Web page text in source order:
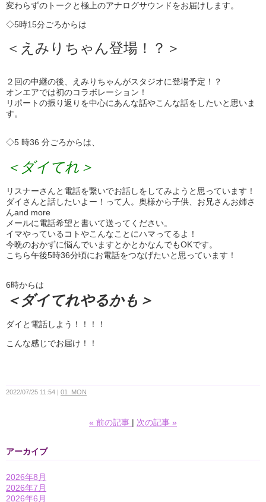
変わらずのトークと極上のアナログサウンドをお届けします。
◇5時15分ごろからは
＜えみりちゃん登場！？＞
２回の中継の後、えみりちゃんがスタジオに登場予定！？
オンエアでは初のコラボレーション！
リポートの振り返りを中心にあんな話やこんな話をしたいと思いま
す。
◇5 時36 分ごろからは、
＜ダイてれ＞
リスナーさんと電話を繋いでお話しをしてみようと思っています！
ダイさんと話したいよー！って人。奥様から子供、お兄さんお姉さ
んand more
メールに電話希望と書いて送ってください。
イマやっているコトやこんなことにハマってるよ！
今晩のおかずに悩んでいますとかとかなんでもOKです。
こちら午後5時36分頃にお電話をつなげたいと思っています！
6時からは
＜ダイてれやるかも＞
ダイと電話しよう！！！！
こんな感じでお届け！！
2022/07/25 11:54 01_MON
« 前の記事 次の記事 »
アーカイブ
2026年8月
2026年7月
2026年6月